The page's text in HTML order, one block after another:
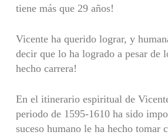
tiene más que 29 años!
Vicente ha querido lograr, y
decir que lo ha logrado a pesar de
hecho carrera!
En el itinerario espiritual de
periodo de 1595-1610 ha sido
suceso humano le ha hecho tomar